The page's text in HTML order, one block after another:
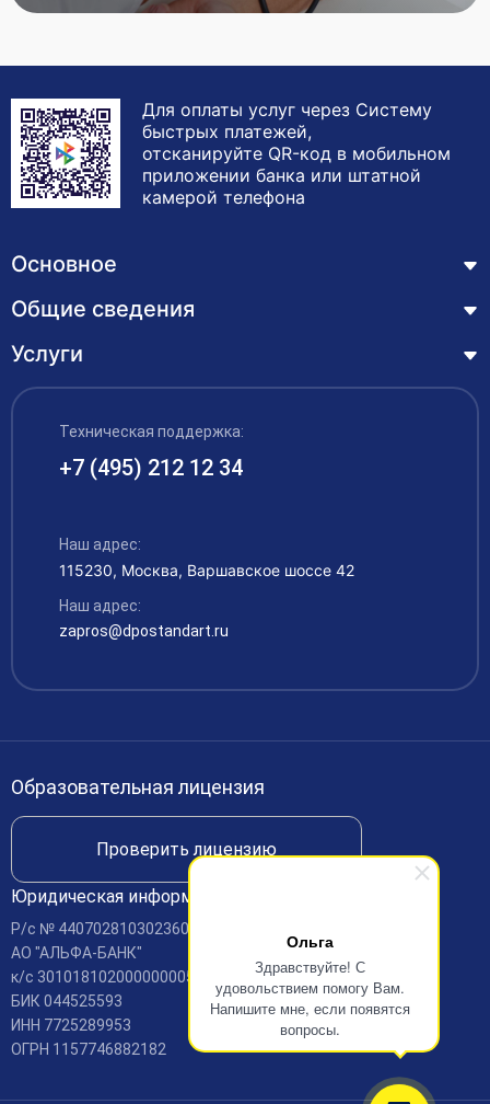
Ольга
Здравствуйте! С
удовольствием помогу Вам.
Напишите мне, если появятся
вопросы.
Для оплаты услуг через Систему
быстрых платежей,
отсканируйте QR-код в мобильном
приложении банка или штатной
камерой телефона
Основное
Курсы
Лицензия
Обучающимся
Акции
Контакты
Общие сведения
Основные сведения
Структура и органы управления образовательной
организацией
Документы
Руководство и педагогический состав
Материально-техническое обеспечение
Платные образовательные услуги
Вакансии
Международное сотрудничество
Доступная среда
Доставка и оплата
Услуги
Профессиональная переподготовка
Курсы повышения квалификации – дистанционное
обучение с выдачей удостоверения
Рабочие специальности
Аккредитация
Техническая поддержка:
+7 (495) 212 12 34
Наш адрес:
115230, Москва, Варшавское шоссе 42
Наш адрес:
zapros@dpostandart.ru
Образовательная лицензия
Проверить лицензию
Юридическая информация
Р/c № 440702810302360001688
АО "АЛЬФА-БАНК"
к/c 30101810200000000593
БИК 044525593
ИНН 7725289953
ОГРН 1157746882182